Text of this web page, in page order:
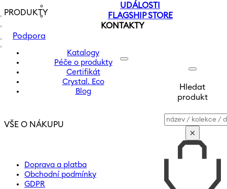
UDÁLOSTI
FLAGSHIP STORE
KONTAKTY
Podpora
Hledat
produkt
Vyhledávání
×
PRODUKTY
Katalogy
Péče o produkty
Certifikát
Crystal. Eco
Blog
VŠE O NÁKUPU
Doprava a platba
Obchodní podmínky
GDPR